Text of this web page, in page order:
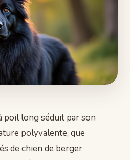
poil long séduit par son
polyvalente, que
de chien de berger